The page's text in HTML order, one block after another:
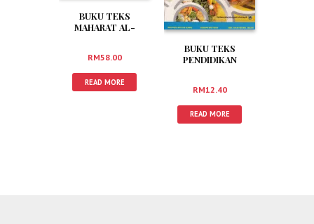
BUKU TEKS
MAHARAT AL-
RM58.00
READ MORE
BUKU TEKS
PENDIDIKAN
KESIHATAN
TINGKATAN 5
RM12.40
READ MORE